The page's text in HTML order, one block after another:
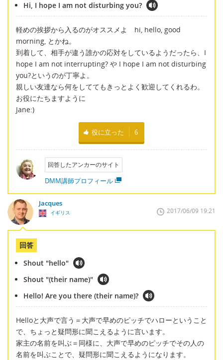
Hi, I hope I am not disturbing you?
軽めの挨拶から入るのがオススメよ hi, hello, good
morning, とかね。
到着して、相手が違う誰かの応対をしているようだったら、I
hope I am not interrupting? や I hope I am not disturbing
you?というのが丁寧よ。
親しい友達なら何をしててもきっとよく歓迎してくれるわ。
お役にたちますように
Jane:)
役に立った 6
回答したアンカーのサイト
DMM講師プロフィール
Jacques
イギリス 2017/06/09 19:21
回答
Shout "hello"
Shout "(their name)"
Hello! Are you there (their name)?
Helloと大声で言う＝大声で早めのピッチでハローということ
で、ちょっと疑問形に聞こえるように言います。
家主の名前を叫ぶ＝同様に、大声で早めのピッチでその人の
名前を叫ぶことで、疑問形に聞こえるようになります。